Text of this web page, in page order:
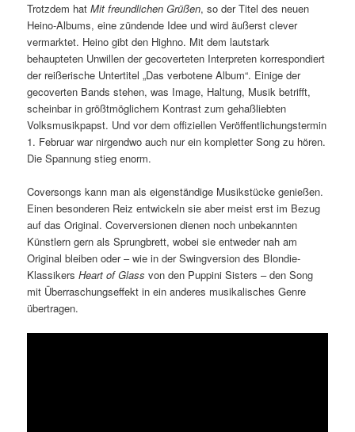
Trotzdem hatMit freundlichen Grüßen, so der Titel des neuen
Heino-Albums, eine zündende Idee und wird äußerst clever
vermarktet. Heino gibt den Highno. Mit dem lautstark
behaupteten Unwillen der gecoverteten Interpreten korrespondiert
der reißerische Untertitel „Das verbotene Album“. Einige der
gecoverten Bands stehen, was Image, Haltung, Musik betrifft,
scheinbar in größtmöglichem Kontrast zum gehaßliebten
Volksmusikpapst. Und vor dem offiziellen Veröffentlichungstermin
1. Februar war nirgendwo auch nur ein kompletter Song zu hören.
Die Spannung stieg enorm.
Coversongs kann man als eigenständige Musikstücke genießen.
Einen besonderen Reiz entwickeln sie aber meist erst im Bezug
auf das Original. Coverversionen dienen noch unbekannten
Künstlern gern als Sprungbrett, wobei sie entweder nah am
Original bleiben oder – wie in der Swingversion des Blondie-
KlassikersHeart of Glass von den Puppini Sisters – den Song
mit Überraschungseffekt in ein anderes musikalisches Genre
übertragen.